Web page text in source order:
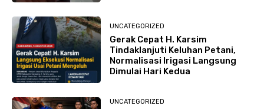
UNCATEGORIZED
Gerak Cepat H. Karsim
Tindaklanjuti Keluhan Petani,
Normalisasi Irigasi Langsung
Dimulai Hari Kedua
UNCATEGORIZED